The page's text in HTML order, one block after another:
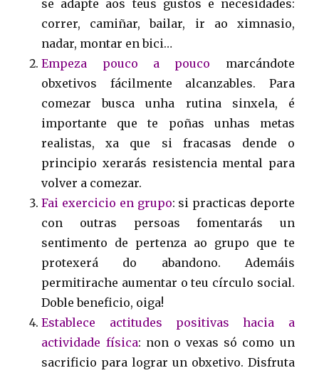
se adapte aos teus gustos e necesidades:
correr, camiñar, bailar, ir ao ximnasio,
nadar, montar en bici…
Empeza pouco a pouco marcándote
obxetivos fácilmente alcanzables. Para
comezar busca unha rutina sinxela, é
importante que te poñas unhas metas
realistas, xa que si fracasas dende o
principio xerarás resistencia mental para
volver a comezar.
Fai exercicio en grupo: si practicas deporte
con outras persoas fomentarás un
sentimento de pertenza ao grupo que te
protexerá do abandono. Ademáis
permitirache aumentar o teu círculo social.
Doble beneficio, oiga!
Establece actitudes positivas hacia a
actividade física: non o vexas só como un
sacrificio para lograr un obxetivo. Disfruta